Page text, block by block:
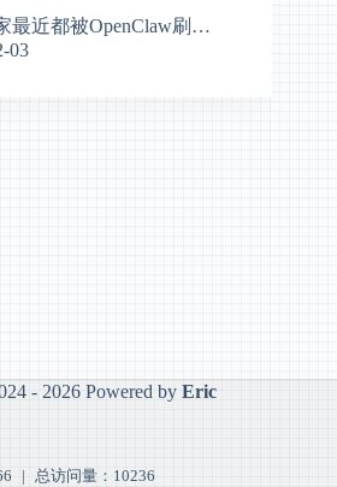
最近都被OpenClaw刷…
03
- 2026 Powered by Eric
| 总访问量： 10236